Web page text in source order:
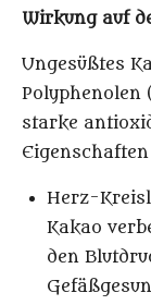
Wirkung auf
Ungesüßtes
Polyphenolen
starke
Herz-
Kakao
den